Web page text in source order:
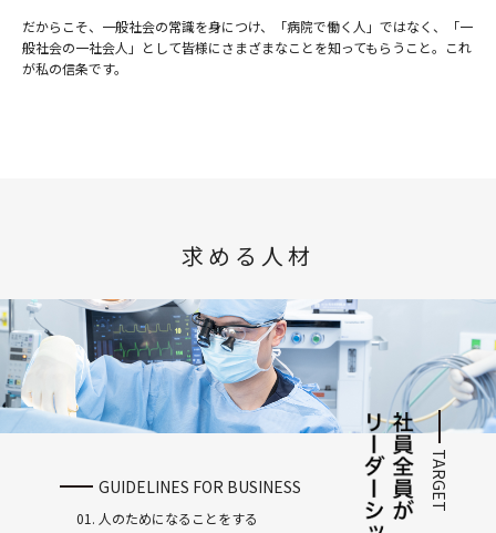
だからこそ、一般社会の常識を身につけ、「病院で働く人」ではなく、「一
般社会の一社会人」として皆様にさまざまなことを知ってもらうこと。これ
が私の信条です。
求める人材
TARGET
GUIDELINES FOR BUSINESS
01. 人のためになることをする